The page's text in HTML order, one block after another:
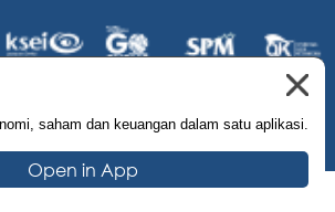
saham dan keuangan dalam satu aplikasi.
Open in App
IDX Channel. All Rights Reserved.